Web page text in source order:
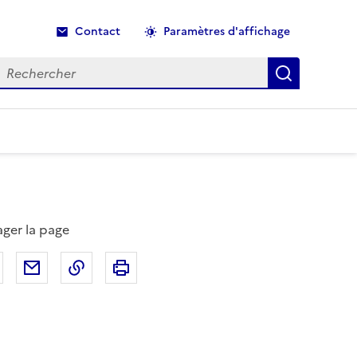
Contact Paramètres d'affichage
Rechercher
Recherche
la page
Partager sur Facebook
Partager par emailCopier dans le presse-papier